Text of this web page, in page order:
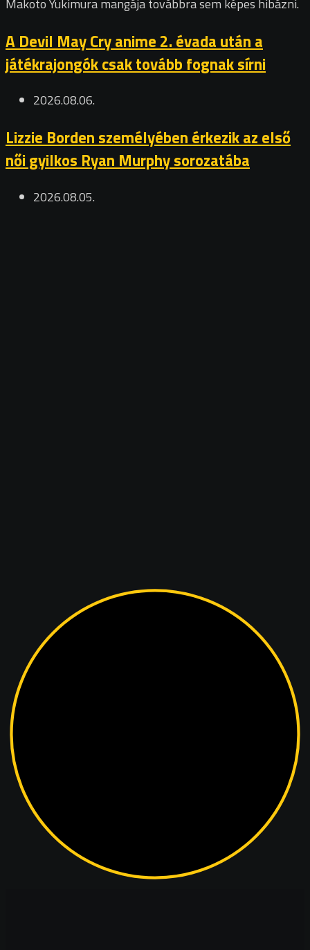
Makoto Yukimura mangája továbbra sem képes hibázni.
A Devil May Cry anime 2. évada után a
játékrajongók csak tovább fognak sírni
2026.08.06.
Lizzie Borden személyében érkezik az első
női gyilkos Ryan Murphy sorozatába
2026.08.05.